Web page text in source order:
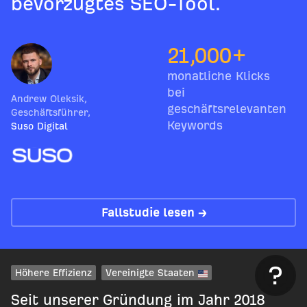
Andrew Oleksik,
Geschäftsführer,
Suso Digital
21,000+
monatliche Klicks
bei
geschäftsrelevanten
Keywords
Fallstudie lesen →
Höhere Effizienz Vereinigte Staaten
Seit unserer Gründung im Jahr 2018